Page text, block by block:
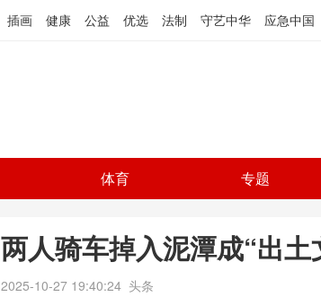
插画 健康 公益 优选 法制 守艺中华 应急中国
体育 专题
两人骑车掉入泥潭成“出
2025-10-27 19:40:24 头条